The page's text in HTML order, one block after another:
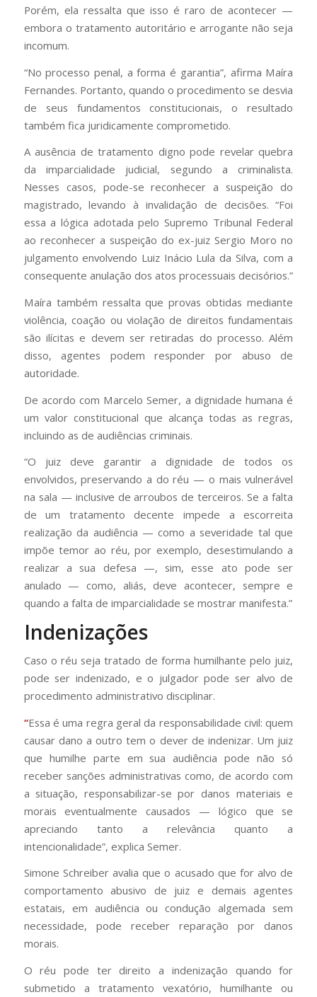
Porém, ela ressalta que isso é raro de acontecer —
embora o tratamento autoritário e arrogante não seja
incomum.
“No processo penal, a forma é garantia”, afirma Maíra
Fernandes. Portanto, quando o procedimento se desvia
de seus fundamentos constitucionais, o resultado
também fica juridicamente comprometido.
A ausência de tratamento digno pode revelar quebra
da imparcialidade judicial, segundo a criminalista.
Nesses casos, pode-se reconhecer a suspeição do
magistrado, levando à invalidação de decisões. “Foi
essa a lógica adotada pelo Supremo Tribunal Federal
ao reconhecer a suspeição do ex-juiz Sergio Moro no
julgamento envolvendo Luiz Inácio Lula da Silva, com a
consequente anulação dos atos processuais decisórios.”
Maíra também ressalta que provas obtidas mediante
violência, coação ou violação de direitos fundamentais
são ilícitas e devem ser retiradas do processo. Além
disso, agentes podem responder por abuso de
autoridade.
De acordo com Marcelo Semer, a dignidade humana é
um valor constitucional que alcança todas as regras,
incluindo as de audiências criminais.
“O juiz deve garantir a dignidade de todos os
envolvidos, preservando a do réu — o mais vulnerável
na sala — inclusive de arroubos de terceiros. Se a falta
de um tratamento decente impede a escorreita
realização da audiência — como a severidade tal que
impõe temor ao réu, por exemplo, desestimulando a
realizar a sua defesa —, sim, esse ato pode ser
anulado — como, aliás, deve acontecer, sempre e
quando a falta de imparcialidade se mostrar manifesta.”
Indenizações
Caso o réu seja tratado de forma humilhante pelo juiz,
pode ser indenizado, e o julgador pode ser alvo de
procedimento administrativo disciplinar.
“Essa é uma regra geral da responsabilidade civil: quem
causar dano a outro tem o dever de indenizar. Um juiz
que humilhe parte em sua audiência pode não só
receber sanções administrativas como, de acordo com
a situação, responsabilizar-se por danos materiais e
morais eventualmente causados — lógico que se
apreciando tanto a relevância quanto a
intencionalidade”, explica Semer.
Simone Schreiber avalia que o acusado que for alvo de
comportamento abusivo de juiz e demais agentes
estatais, em audiência ou condução algemada sem
necessidade, pode receber reparação por danos
morais.
O réu pode ter direito a indenização quando for
submetido a tratamento vexatório, humilhante ou